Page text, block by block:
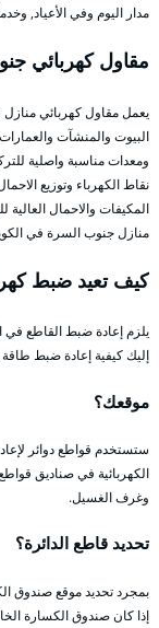
مدار اليوم وفي الأعياد,
مقاول كهربائي
يعمل مقاول كهربائي منازل
البيوت والمنشآت
ومعدات مناسبة واصلية
نقاط الكهرباء وتوزيع
المكيفات والاحمال
منازل جنوب السرة في
كيف تعيد ضبط
يلزم إعادة ضبط القاطع في
إليك كيفية إعادة ضبط
موقعك؟
ستستخدم قواطع دوائر
الكهربائية في صناديق
وغرف الغسيل.
تحديد قاطع الدائرة؟
بمجرد تحديد موقع صندوق
إذا كان صندوق الكسارة